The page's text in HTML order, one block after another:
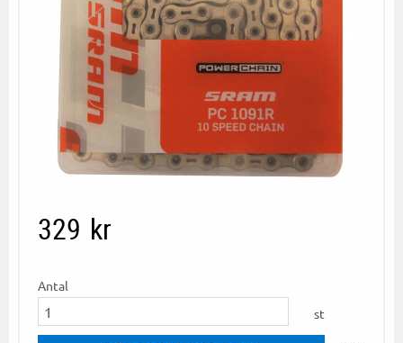
329 kr
Antal
st